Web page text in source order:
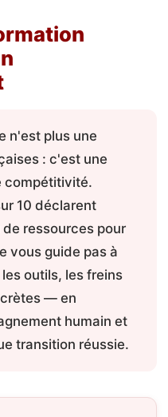
n'est plus une
: c'est une
compétitivité.
10 déclarent
ressources pour
vous guide pas à
outils, les freins
— en
humain et
transition réussie.